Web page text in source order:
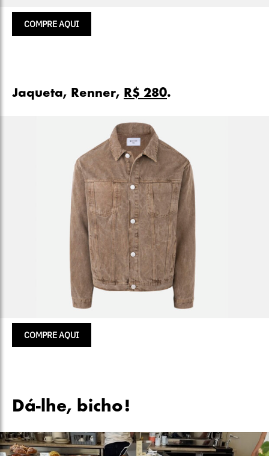
COMPRE AQUI
Jaqueta, Renner, R$ 280.
COMPRE AQUI
Dá-lhe, bicho!